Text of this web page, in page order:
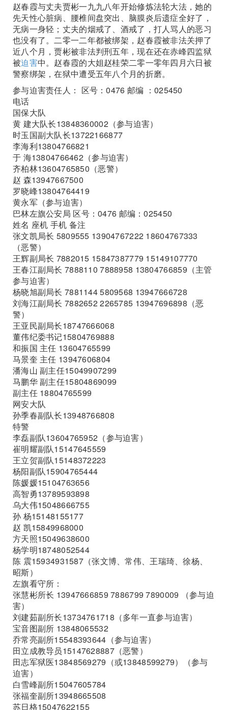
赵春霞与丈夫贾彬一九九八年开始修炼法轮大法，她的
先天性心脏病、腰椎间盘突出、脑膜炎后遗症全好了，
无病一身轻；丈夫的烟戒了、酒戒了，打人骂人的恶习
也没有了。二零一二年都被绑架，赵春霞被非法关押了
近八个月，贾彬被非法判刑五年，现在还在赤峰四监狱
被迫害中。赵春霞的大姐赵桂荣二零一零年四月六日被
警察绑架，在狱中遭受五年八个月的折磨。
参与迫害责任人： 区号：0476 邮编 ：025450
电话
国保大队
黄 建大队长13848360002（参与迫害）
时玉国副大队长13722166877
李海利13804766821
于 海13804766462（参与迫害）
齐柏林13604765850（恶警）
赵 森13947667500
罗晓峰13804764419
黄永军（参与迫害）
巴林左旗公安局 区号：0476 邮编：025450
姓名 座机 手机 备注
张文凯局长 5809555 13904767222 18604767333
（恶警）
王辉副局长 7882015 15847387779 15149107770
王春江副局长 7888110 7888958 13804766859（主管
参与迫害）
杨晓旭副局长 7881144 5809568 13947666728
刘海江副局长 7882652 2265785 13947696898（恶
警）
王亚民副局长18747666068
董伟纪委书记15804769888
和振国 主任 13604765599
马景奎 主任 13947606804
潘海山 副主任15049907299
马鹏华 副主任15804869099
副主任 18804765599
网安大队
孙季春副队长13948766808
特警
李磊副队13604765952（参与迫害）
崔明耀副队15147645559
王立贺副队15148372223
杨阳副队15904765444
陈媛媛15104763656
高智勇13789593898
乌大伟15048666755
孙 杨15148155177
赵 凯15849968000
方天照15049638600
杨学明18748052544
陈 震15934931587（张文博、常伟、王瑞琦、徐杨、
昭斯）
左旗看守所：
张慧彬所长 13947666859 7886799 7890009 （参与迫
害）
刘建茹副所长13734761718（多年一直参与迫害）
宝音图副所 13848065532
乔常亮副所15548393644（参与迫害）
田立成教导员15147628887（恶警）
田志军狱医13848569279（或13848599279）（参与
迫害）
白雪峰副所15047605784
张福奎副所13948665508
苏日格15047622155